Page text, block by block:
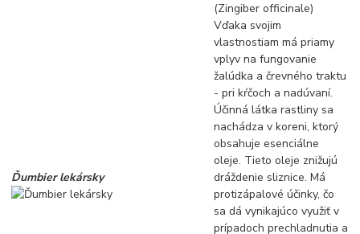
Ďumbier lekársky
(Zingiber officinale)
Vďaka svojim
vlastnostiam má priamy
vplyv na fungovanie
žalúdka a črevného traktu
- pri kŕčoch a nadúvaní.
Účinná látka rastliny sa
nachádza v koreni, ktorý
obsahuje esenciálne
oleje. Tieto oleje znižujú
dráždenie sliznice. Má
protizápalové účinky, čo
sa dá vynikajúco využiť v
prípadoch prechladnutia a